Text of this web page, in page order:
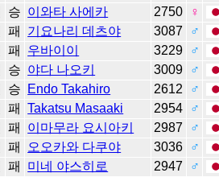
승 이와타 사에카 2750
♀
패 기요나리 데츠야 3087
♂
패 우바이이 3229
♂
승 야다 나오키 3009
♂
승 Endo Takahiro 2612
♂
패 Takatsu Masaaki 2954
♂
패 이마무라 요시아키 2987
♂
패 오오카와 다쿠야 3036
♂
패 미네 야스히로 2947
♂